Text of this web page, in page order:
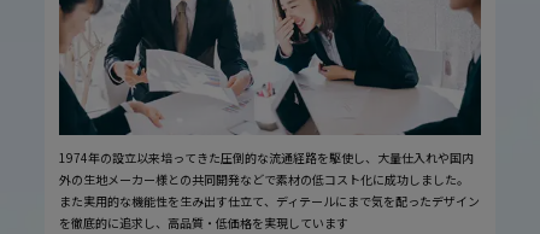
1974年の設立以来培ってきた圧倒的な流通経路を駆使し、大量仕入れや国内
外の生地メーカー様との共同開発などで素材の低コスト化に成功しました。
また実用的な機能性を生み出す仕立て、ディテールにまで気を配ったデザイン
を徹底的に追求し、高品質・低価格を実現しています